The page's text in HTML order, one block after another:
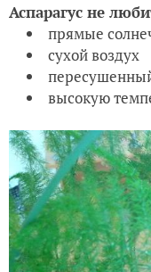
Аспарагус не
прямые
сухой воздух
высокую